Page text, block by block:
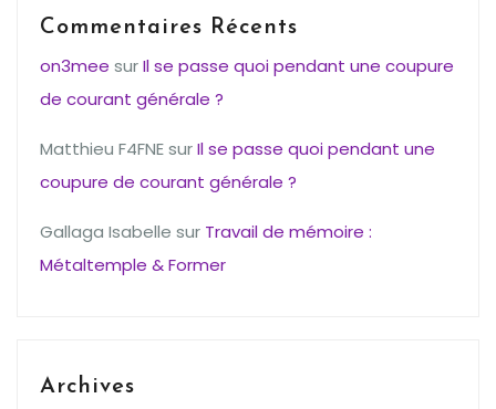
Commentaires Récents
on3mee surIl se passe quoi pendant une coupure
de courant générale ?
Matthieu F4FNEsurIl se passe quoi pendant une
coupure de courant générale ?
Gallaga Isabelle sur Travail de mémoire :
Métaltemple & Former
Archives